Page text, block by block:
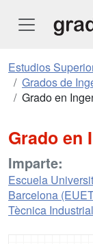
Estudios
Grados de
Grado en
Grado en
Imparte:
Escuela
Barcelona
Tècnica